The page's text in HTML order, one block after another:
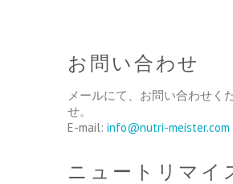
お問い合わせ
メールにて、お問い合わせく
せ。
E-mail: info@nutri-meister.com
ニュートリマイ